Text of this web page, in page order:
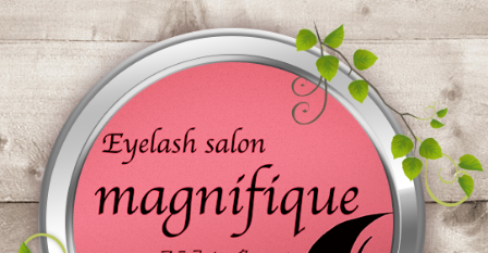
コ
ン
テ
ン
ツ
へ
ス
キ
ッ